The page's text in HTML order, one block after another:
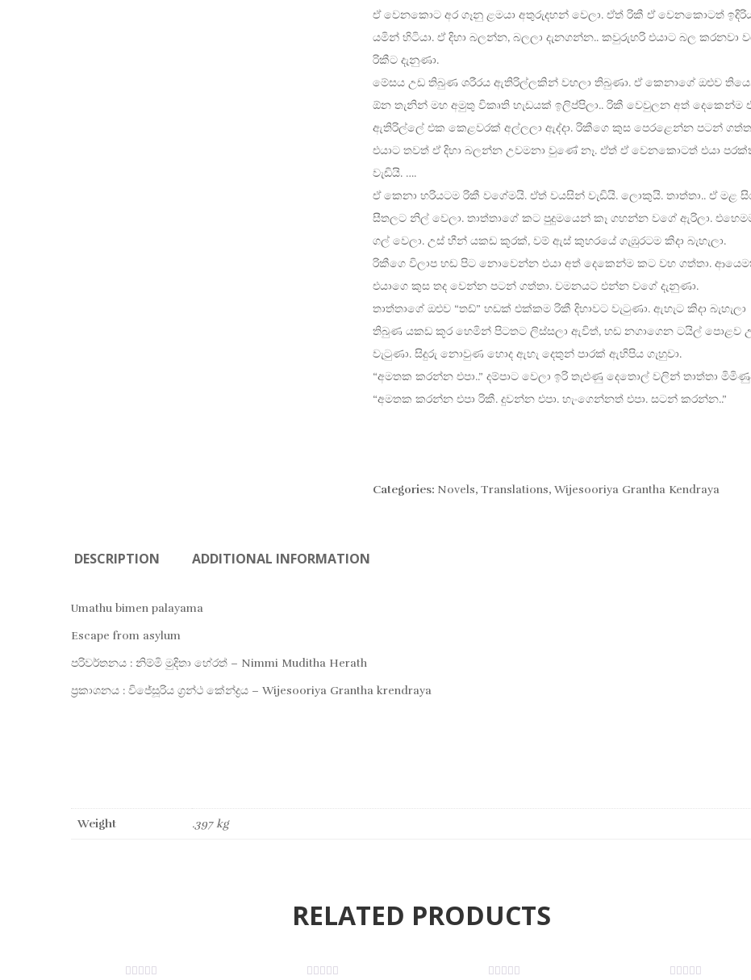
ඒ වෙනකොට අර ගෑනු ළමයා අතුරුදහන් වෙලා. ඒත් රිකී ඒ වෙනකොටත්
යමින් හිටියා. ඒ දිහා බලන්න, බලලා දැනගන්න.. කවුරුහරි එයාට බල කරනවා
රිකීට දැනුණා.
මේසය උඩ තිබුණ ශරීරය ඇතිරිල්ලකින් වහලා තිබුණා. ඒ කෙනාගේ ඔළුව
ඕන තැනින් මහ අමුතු විකෘති හැඩයක් ඉලිප්පිලා.. රිකී වෙවුලන අත් දෙකෙන්ම
ඇතිරිල්ලේ එක කෙළවරක් අල්ලලා ඇද්දා. රිකීගෙ කුස පෙරළෙන්න පටන්
එයාට තවත් ඒ දිහා බලන්න උවමනා වුණේ නෑ. ඒත් ඒ වෙනකොටත් එයා
වැඩියි. ….
ඒ කෙනා හරියටම රිකී වගේමයි. ඒත් වයසින් වැඩියි. ලොකුයි. තාත්තා.. ඒ මළ
සීතලට නිල් වෙලා. තාත්තාගේ කට පුදුමයෙන් කෑ ගහන්න වගේ ඇරිලා.
ගල් වෙලා. උස් හීන් යකඩ කූරක්, වම් ඇස් කුහරයේ ගැඹුරටම කිදා බැහැලා.
රිකීගෙ විලාප හඩ පිට නොවෙන්න එයා අත් දෙකෙන්ම කට වහ ගත්තා.
එයාගෙ කුස තද වෙන්න පටන් ගත්තා. වමනයට එන්න වගේ දැනුණා.
තාත්තාගේ ඔළුව “තඩ්” හඩක් එක්කම රිකී දිහාවට වැටුණා. ඇහැට කිදා බැහැලා
තිබුණ යකඩ කූර හෙමින් පිටතට ලිස්සලා ඇවිත්, හඩ නගාගෙන ටයිල් පොළව
වැටුණා. සිදුරු නොවුණ හොද ඇහැ දෙතුන් පාරක් ඇහිපිය ගැහුවා.
“අමතක කරන්න එපා..” දම්පාට වෙලා ඉරි තැළුණු දෙතොල් වලින් තාත්තා
“අමතක කරන්න එපා රිකී. දුවන්න එපා. හැංගෙන්නත් එපා. සටන් කරන්න..”
Categories: Novels, Translations, Wijesooriya Grantha Kendraya
DESCRIPTION ADDITIONAL INFORMATION
Umathu bimen palayama
Escape from asylum
පරිවර්තනය : නිම්මි මුදිතා හේරත් – Nimmi Muditha Herath
ප්‍රකාශනය : විජේසූරිය ග්‍රන්ථ කේන්ද්‍රය – Wijesooriya Grantha krendraya
Weight .397 kg
RELATED PRODUCTS